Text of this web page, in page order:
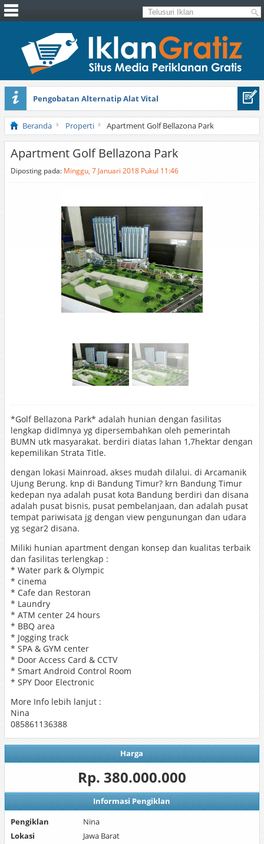
Pengobatan Alternatip Alat Vital
Pita Cantik Pesona
Beranda Properti Apartment Golf Bellazona Park
Apartment Golf Bellazona Park
Diposting pada: Minggu, 7 Januari 2018 Pukul 11:46
*Golf Bellazona Park* adalah hunian dengan fasilitas
lengkap didlmnya yg dipersembahkan oleh pemerintah
BUMN utk masyarakat. berdiri diatas lahan 1,7hektar dengan
kepemilikan Strata Title.
dengan lokasi Mainroad, akses mudah dilalui. di Arcamanik
Ujung Berung. knp di Bandung Timur? krn Bandung Timur
kedepan nya adalah pusat kota Bandung berdiri dan disana
adalah pusat bisnis, pusat pembelanjaan, dan adalah pusat
tempat pariwisata jg dengan view pengunungan dan udara
yg segar2 disana.
Miliki hunian apartment dengan konsep dan kualitas terbaik
dan fasilitas terlengkap :
* Water park & Olympic
* cinema
* Cafe dan Restoran
* Laundry
* ATM center 24 hours
* BBQ area
* Jogging track
* SPA & GYM center
* Door Access Card & CCTV
* Smart Android Control Room
* SPY Door Electronic
More Info lebih lanjut :
Nina
085861136388
Harga
Rp. 380.000.000
Informasi Pengiklan
Pengiklan
Nina
Lokasi
Jawa Barat